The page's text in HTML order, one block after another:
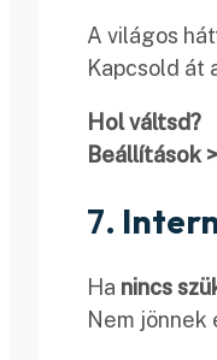
A világos
Kapcsold át
Hol váltsd?
Beállítások
7.
Ha nincs
Nem jönnek